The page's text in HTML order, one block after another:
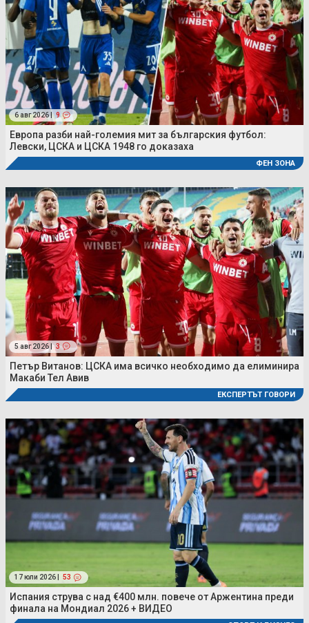
6 авг 2026 | 9
Европа разби най-големия мит за българския футбол:
Левски, ЦСКА и ЦСКА 1948 го доказаха
ФЕН ЗОНА
5 авг 2026 | 3
Петър Витанов: ЦСКА има всичко необходимо да елиминира
Макаби Тел Авив
ЕКСПЕРТЪТ ГОВОРИ
17 юли 2026 | 53
Испания струва с над €400 млн. повече от Аржентина преди
финала на Мондиал 2026 + ВИДЕО